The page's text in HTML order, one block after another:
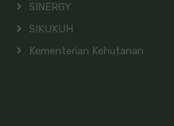
SINERGY
SIKUKUH
Kementerian Kehutanan